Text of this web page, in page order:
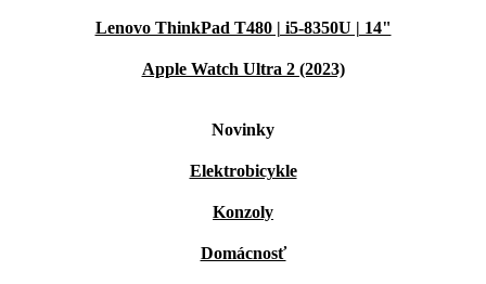
Lenovo ThinkPad T480 | i5-8350U | 14"
Apple Watch Ultra 2 (2023)
Novinky
Elektrobicykle
Konzoly
Domácnosť